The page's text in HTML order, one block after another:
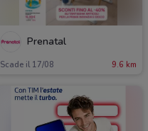
Prenatal
Scade il 17/08 9.6 km